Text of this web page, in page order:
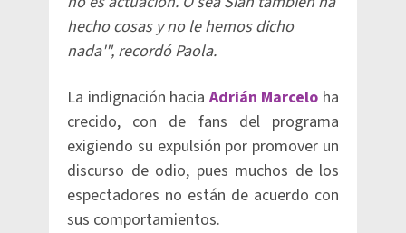
hecho cosas y no le hemos dicho
nada'", recordó Paola.
La indignación haciaAdrián Marcelo ha
crecido, con de fans del programa
exigiendo su expulsión por promover un
discurso de odio, pues muchos de los
espectadores no están de acuerdo con
sus comportamientos.